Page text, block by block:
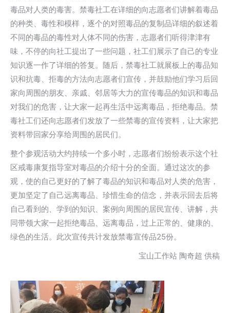
毒品对人类的毒害。禁毒社工在详细的向志愿者们讲解着毒品
的种类、毒性和模样，逐个的对照毒品的复制品详细的叙述着
不同的毒品的毒性对人体不同的伤害，志愿者们听得津津有
味，不停的向社工提出了一些问题，社工们展示了自己的专业
知识逐一作了详细的答复。随后，禁毒社工就展板上的毒品知
识和抗毒、拒毒的方法向志愿者们宣传，并鼓励他们学习后回
家向周围的朋友、亲戚、邻居等大力的宣传毒品的知识和毒品
对我们的危害，让大家一起再生活中远离毒品，拒绝毒品。禁
毒社工们还向志愿者们发放了一些禁毒的宣传资料，让大家把
资料带回家分享给周围的居民们。
整个参观活动大约持续一个多小时，志愿者们纷纷表示这个社
区戒毒康复指导室对毒品的介绍十分的全面。通过这次的参
观，使的自己更好的了解了毒品的知识和毒品对人类的危害，
更加坚定了自己远离毒品、珍惜生命的信念，并表示回去后将
自己看到的、学到的知识、案例向周围的居民宣传、讲解，共
同带领大家一起拒绝毒品、远离毒品，过上正常的、健康的、
绿色的生活。此次宣传共计发放禁毒宣传品25份。
宝山工作站 陶奇超 供稿